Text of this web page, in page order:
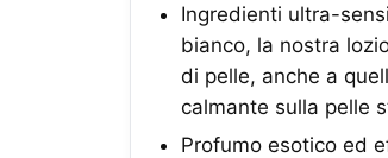
Ingredienti ultra-
bianco, la nostra
di pelle, anche a
calmante sulla pelle
Profumo esotico ed